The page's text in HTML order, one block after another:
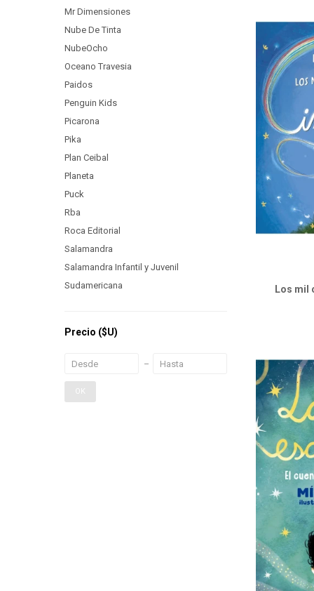
Los mil
Mr Dimensiones
Nube De Tinta
NubeOcho
Oceano Travesia
Paidos
Penguin Kids
Picarona
Pika
Plan Ceibal
Planeta
Puck
Rba
Roca Editorial
Salamandra
Salamandra Infantil y Juvenil
Sudamericana
Precio ($U)
OK